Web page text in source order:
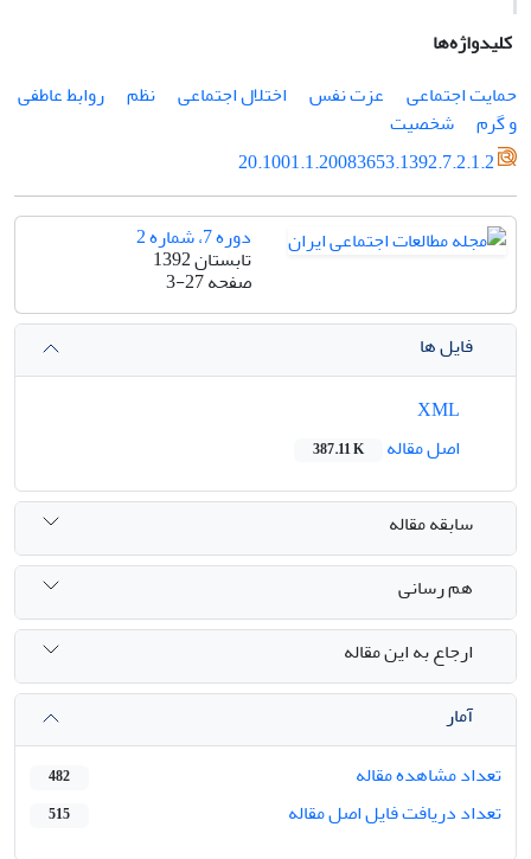
کلیدواژه‌ها
حمایت اجتماعی
عزت نفس اختلال اجتماعی نظم
روابط عاطفی
و گرم
شخصیت
20.1001.1.20083653.1392.7.2.1.2
دوره 7، شماره 2
تابستان 1392
صفحه3-27
فایل ها
اصل مقاله
387.11 K
سابقه مقاله
هم رسانی
ارجاع به این مقاله
آمار
تعداد مشاهده مقاله
482
تعداد دریافت فایل اصل مقاله 515